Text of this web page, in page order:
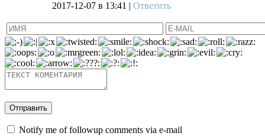
2017-12-07 в 13:41 | Ответить
Notify me of followup comments via e-mail